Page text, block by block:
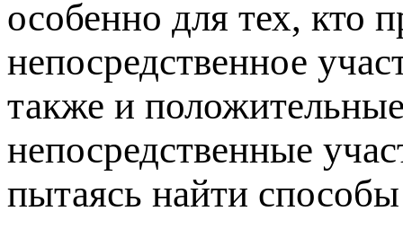
особенно для тех, кто
непосредственное
также и
непосредственные
пытаясь найти